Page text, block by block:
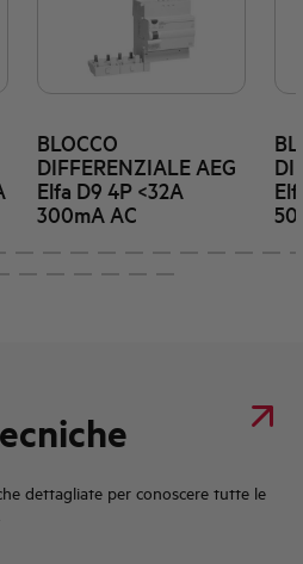
BLOCCO
DIFFERENZIALE AEG
Elfa D9 4P <32A
300mA AC
dettagliate per conoscere tutte le